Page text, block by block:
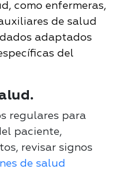
como enfermeras,
de salud
adaptados
del
regulares para
paciente,
revisar signos
de salud